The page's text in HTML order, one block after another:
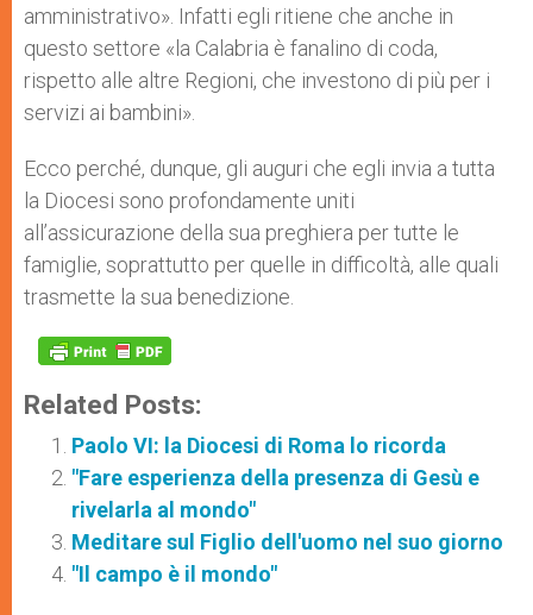
amministrativo». Infatti egli ritiene che anche in
questo settore «la Calabria è fanalino di coda,
rispetto alle altre Regioni, che investono di più per i
servizi ai bambini».
Ecco perché, dunque, gli auguri che egli invia a tutta
la Diocesi sono profondamente uniti
all’assicurazione della sua preghiera per tutte le
famiglie, soprattutto per quelle in difficoltà, alle quali
trasmette la sua benedizione.
Related Posts:
Paolo VI: la Diocesi di Roma lo ricorda
"Fare esperienza della presenza di Gesù e
rivelarla al mondo"
Meditare sul Figlio dell'uomo nel suo giorno
"Il campo è il mondo"